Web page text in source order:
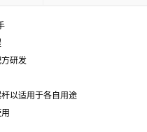
研发
以适用于各自用途